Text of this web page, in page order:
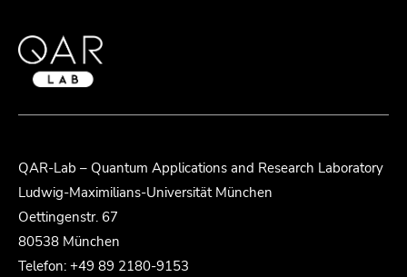
QAR-Lab – Quantum Applications and Research Laboratory
Ludwig-Maximilians-Universität München
Oettingenstr. 67
80538 München
Telefon: +49 89 2180-9153